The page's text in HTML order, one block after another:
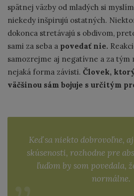
spätnej väzby od mladých si
niekedy inšpirujú ostatných.
dokonca stretávajú s obdivom,
sami za seba a povedať nie.
samozrejme aj negatívne a za tým
nejaká forma závisti. Človek,
väčšinou sám bojuje s určitým
Keď sa niekto dobrovoľne,
skúsenosti, rozhodne pre
ľuďom by som povedala,
normálne.